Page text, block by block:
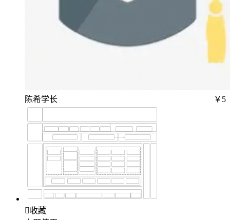
陈希学长 ￥5
收藏